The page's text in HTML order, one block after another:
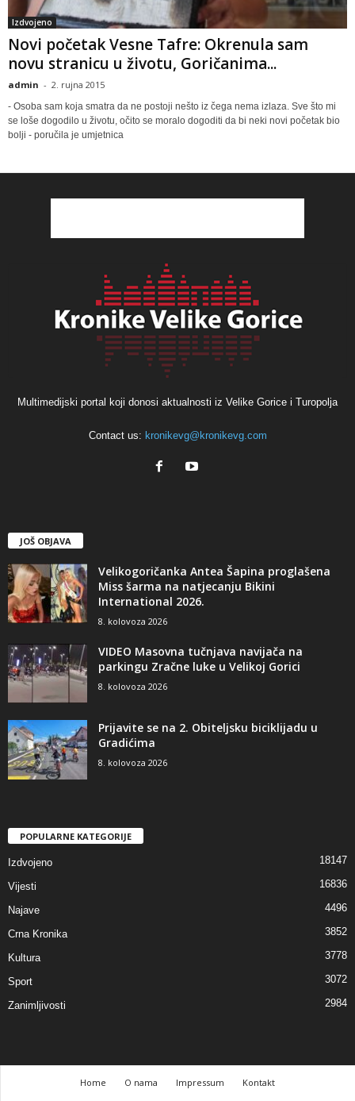
Izdvojeno
Novi početak Vesne Tafre: Okrenula sam
novu stranicu u životu, Goričanima...
admin - 2. rujna 2015
- Osoba sam koja smatra da ne postoji nešto iz čega nema izlaza. Sve što mi
se loše dogodilo u životu, očito se moralo dogoditi da bi neki novi početak bio
bolji - poručila je umjetnica
Multimedijski portal koji donosi aktualnosti iz Velike Gorice i Turopolja
Contact us: kronikevg@kronikevg.com
JOŠ OBJAVA
Velikogoričanka Antea Šapina proglašena
Miss šarma na natjecanju Bikini
International 2026.
8. kolovoza 2026
VIDEO Masovna tučnjava navijača na
parkingu Zračne luke u Velikoj Gorici
8. kolovoza 2026
Prijavite se na 2. Obiteljsku biciklijadu u
Gradićima
8. kolovoza 2026
POPULARNE KATEGORIJE
Izdvojeno 18147
Vijesti 16836
Najave 4496
Crna Kronika 3852
Kultura 3778
Sport 3072
Zanimljivosti 2984
Home O nama Impressum
Kontakt